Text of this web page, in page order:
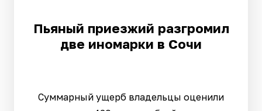
Пьяный приезжий разгромил
две иномарки в Сочи
Суммарный ущерб владельцы оценили